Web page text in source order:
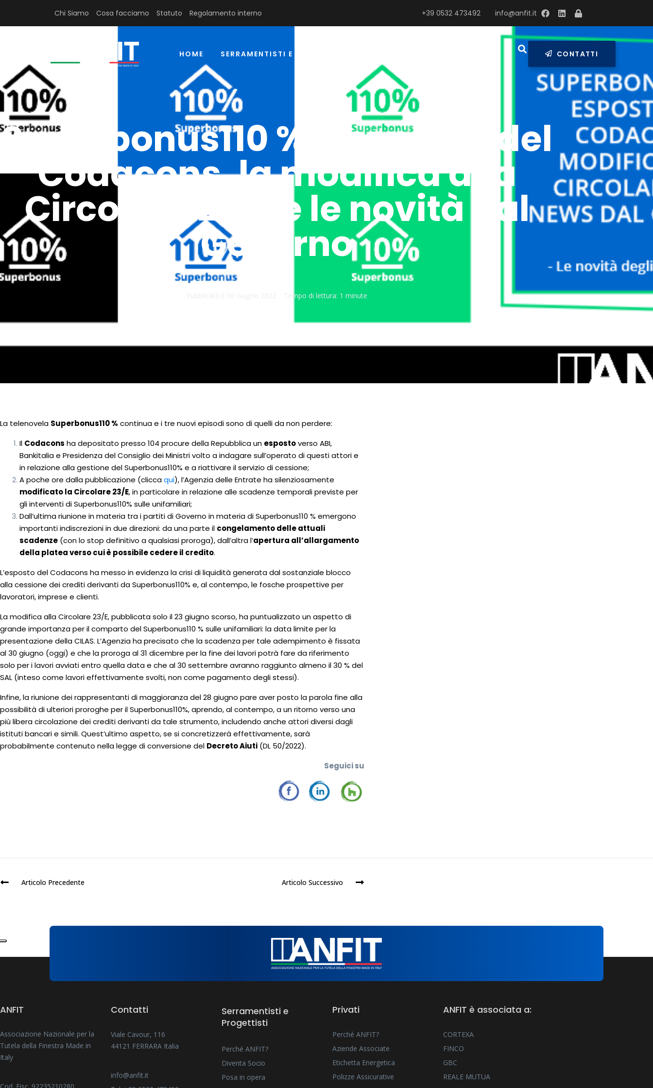
Chi Siamo Cosa facciamo Statuto Regolamento interno info@anfit.it
+39 0532 473492
HOME SERRAMENTISTI E PROGETTISTI CONTATTI
Superbonus110 %: l’esposto del
Codacons, la modifica alla
Circolare 23/E e le novità dal
Governo
Tempo di lettura: 1 minute
La telenovela Superbonus110 % continua e i tre nuovi episodi sono di quelli da non perdere:
Il Codacons ha depositato presso 104 procure della Repubblica un espostoverso ABI,
Bankitalia e Presidenza del Consiglio dei Ministri volto a indagare sull’operato di questi attori e
in relazione alla gestione del Superbonus110% e a riattivare il servizio di cessione;
A poche ore dalla pubblicazione (cliccaqui), l’Agenzia delle Entrate ha silenziosamente
modificato la Circolare 23/E, in particolare in relazione alle scadenze temporali previste per
gli interventi di Superbonus110% sulle unifamiliari;
Dall’ultima riunione in materia tra i partiti di Governo in materia di Superbonus110 % emergono
importanti indiscrezioni in due direzioni: da una parte il congelamento delle attuali
scadenze (con lo stop definitivo a qualsiasi proroga), dall’altra l’apertura all’allargamento
della platea verso cui è possibile cedere il credito.
L’esposto del Codacons ha messo in evidenza la crisi di liquidità generata dal sostanziale blocco
alla cessione dei crediti derivanti da Superbonus110% e, al contempo, le fosche prospettive per
lavoratori, imprese e clienti.
La modifica alla Circolare 23/E, pubblicata solo il 23 giugno scorso, ha puntualizzato un aspetto di
grande importanza per il comparto del Superbonus110 % sulle unifamiliari: la data limite per la
presentazione della CILAS. L’Agenzia ha precisato che la scadenza per tale adempimento è fissata
al 30 giugno (oggi) e che la proroga al 31 dicembre per la fine dei lavori potrà fare da riferimento
solo per i lavori avviati entro quella data e che al 30 settembre avranno raggiunto almeno il 30 % del
SAL (inteso come lavori effettivamente svolti, non come pagamento degli stessi).
Infine, la riunione dei rappresentanti di maggioranza del 28 giugno pare aver posto la parola fine alla
possibilità di ulteriori proroghe per il Superbonus110%, aprendo, al contempo, a un ritorno verso una
più libera circolazione dei crediti derivanti da tale strumento, includendo anche attori diversi dagli
istituti bancari e simili. Quest’ultimo aspetto, se si concretizzerà effettivamente, sarà
probabilmente contenuto nella legge di conversione del Decreto Aiuti (DL 50/2022).
Seguici su
Articolo Precedente Articolo Successivo
ANFIT
Associazione Nazionale per la
Tutela della Finestra Made in
Italy
Contatti
Viale Cavour, 116
44121 FERRARA Italia
info@anfit.it
Serramentisti e
Progettisti
Perché ANFIT?
Diventa Socio
Posa in opera
Privati
Perché ANFIT?
Aziende Associate
Etichetta Energetica
Polizze Assicurative
ANFIT è associata a:
CORTEXA
FINCO
GBC
REALE MUTUA